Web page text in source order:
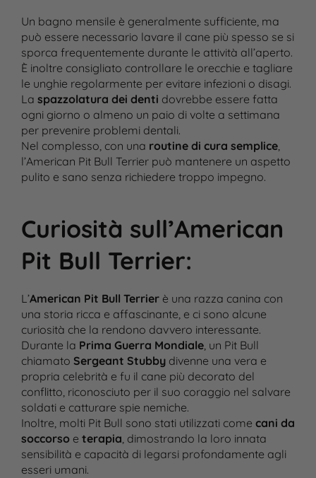
Un bagno mensile è generalmente sufficiente, ma
può essere necessario lavare il cane più spesso se si
sporca frequentemente durante le attività all’aperto.
È inoltre consigliato controllare le orecchie e tagliare
le unghie regolarmente per evitare infezioni o disagi.
La spazzolatura dei denti dovrebbe essere fatta
ogni giorno o almeno un paio di volte a settimana
per prevenire problemi dentali.
Nel complesso, con una routine di cura semplice,
l’American Pit Bull Terrier può mantenere un aspetto
pulito e sano senza richiedere troppo impegno.
Curiosità sull’American
Pit Bull Terrier:
L’American Pit Bull Terrierè una razza canina con
una storia ricca e affascinante, e ci sono alcune
curiosità che la rendono davvero interessante.
Durante la Prima Guerra Mondiale, un Pit Bull
chiamato Sergeant Stubbydivenne una vera e
propria celebrità e fu il cane più decorato del
conflitto, riconosciuto per il suo coraggio nel salvare
soldati e catturare spie nemiche.
Inoltre, molti Pit Bull sono stati utilizzati come cani da
soccorsoe terapia, dimostrando la loro innata
sensibilità e capacità di legarsi profondamente agli
esseri umani.